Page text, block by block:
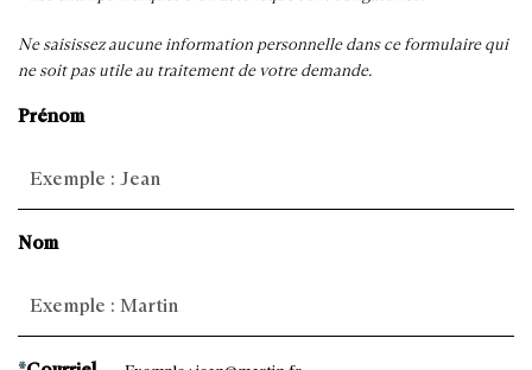
Ne saisissez aucune information personnelle dans ce formulaire qui
ne soit pas utile au traitement de votre demande.
Prénom
Nom